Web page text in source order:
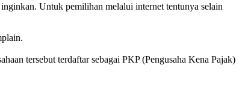
Untuk pemilihan melalui internet tentunya selain
tersebut terdaftar sebagai PKP (Pengusaha Kena Pajak)